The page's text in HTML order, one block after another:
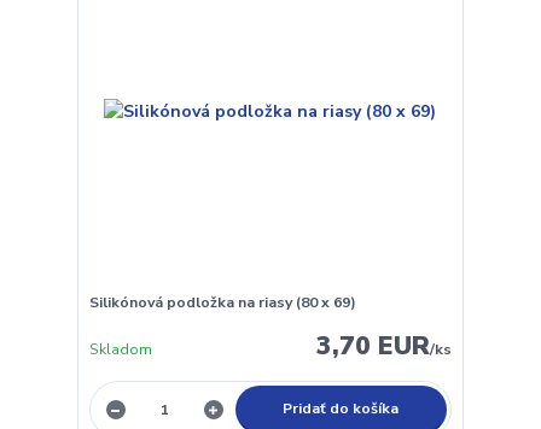
Silikónová podložka na riasy (80 x 69)
3,70 EUR/ks
Skladom
Pridať do košíka